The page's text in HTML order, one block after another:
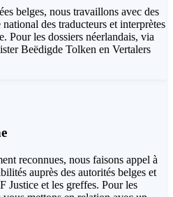
belges, nous travaillons avec des
des traducteurs et interprètes
Pour les dossiers néerlandais, via
Beëdigde Tolken en Vertalers
reconnues, nous faisons appel à
auprès des autorités belges et
Justice et les greffes. Pour les